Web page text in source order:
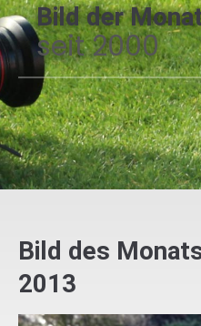
Bild der
seit 2000
Bild des
2013